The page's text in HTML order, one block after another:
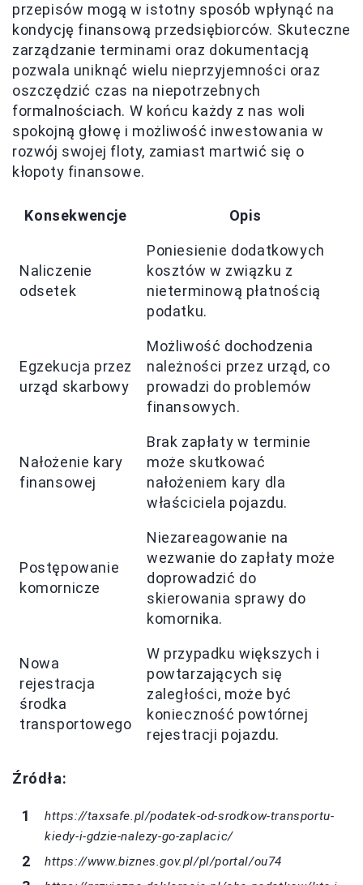
przepisów mogą w istotny sposób wpłynąć na
kondycję finansową przedsiębiorców. Skuteczne
zarządzanie terminami oraz dokumentacją
pozwala uniknąć wielu nieprzyjemności oraz
oszczędzić czas na niepotrzebnych
formalnościach. W końcu każdy z nas woli
spokojną głowę i możliwość inwestowania w
rozwój swojej floty, zamiast martwić się o
kłopoty finansowe.
Konsekwencje Opis
Naliczenie
odsetek
Poniesienie dodatkowych
kosztów w związku z
nieterminową płatnością
podatku.
Egzekucja przez
urząd skarbowy
Możliwość dochodzenia
należności przez urząd, co
prowadzi do problemów
finansowych.
Nałożenie kary
finansowej
Brak zapłaty w terminie
może skutkować
nałożeniem kary dla
właściciela pojazdu.
Postępowanie
komornicze
Niezareagowanie na
wezwanie do zapłaty może
doprowadzić do
skierowania sprawy do
komornika.
Nowa
rejestracja
środka
transportowego
W przypadku większych i
powtarzających się
zaległości, może być
konieczność powtórnej
rejestracji pojazdu.
Źródła:
https://taxsafe.pl/podatek-od-srodkow-transportu-
kiedy-i-gdzie-nalezy-go-zaplacic/
https://www.biznes.gov.pl/pl/portal/ou74